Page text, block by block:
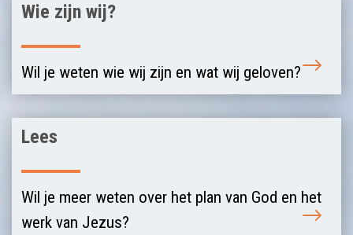
Wie zijn wij?
Wil je weten wie wij zijn en wat wij geloven?
Lees
Wil je meer weten over het plan van God en het
werk van Jezus?